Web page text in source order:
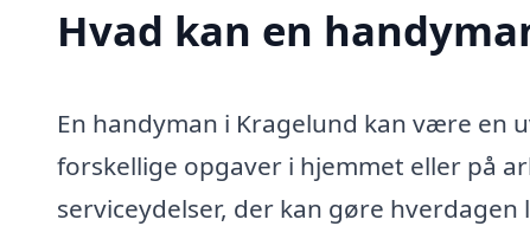
Hvad kan en
En handyman i Kragelund kan være
forskellige opgaver i hjemmet eller på
serviceydelser, der kan gøre